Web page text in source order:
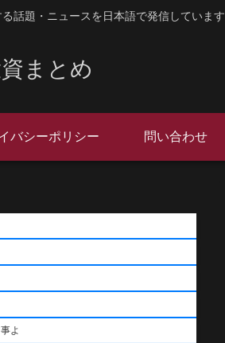
話題・ニュースを日本語で発信しています
まとめ
バシーポリシー 問い合わせ
よ